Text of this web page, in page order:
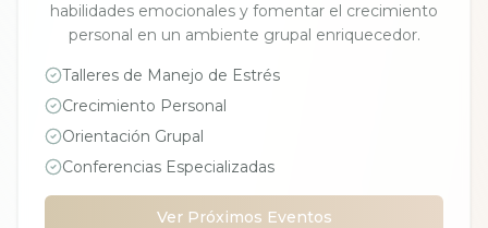
habilidades emocionales y fomentar el crecimiento
personal en un ambiente grupal enriquecedor.
Talleres de Manejo de Estrés
Crecimiento Personal
Orientación Grupal
Conferencias Especializadas
Ver Próximos Eventos